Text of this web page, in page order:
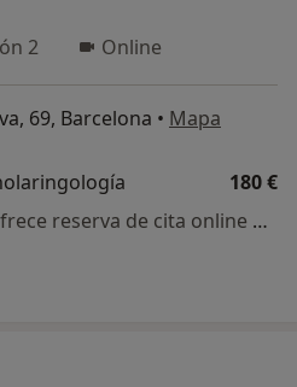
2 Online
69, Barcelona • Mapa
180 €
Este especialista no ofrece reserva de cita online en esta dirección.